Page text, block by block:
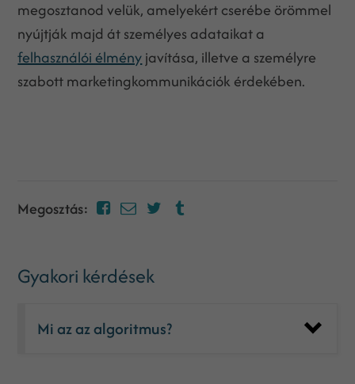
megosztanod velük, amelyekért cserébe örömmel
nyújtják majd át személyes adataikat a
felhasználói élményjavítása, illetve a személyre
szabott marketingkommunikációk érdekében.
Megosztás:
Gyakori kérdések
Mi az az algoritmus?